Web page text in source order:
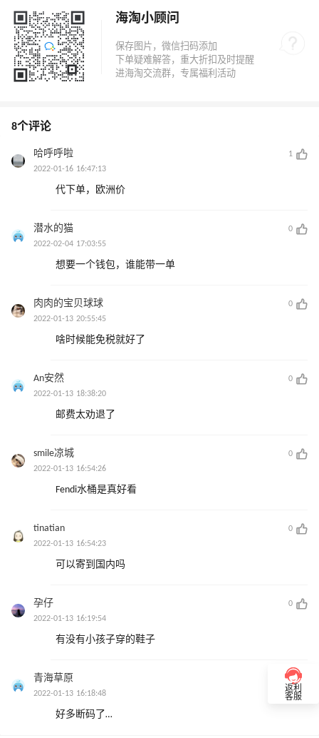
海淘小顾问
8个评论
哈呼呼啦
1
2022-01-16 16:47:13
代下单，欧洲价
潜水的猫
0
2022-02-04 17:03:55
想要一个钱包，谁能带一单
肉肉的宝贝球球
0
2022-01-13 20:55:45
啥时候能免税就好了
An安然
0
2022-01-13 18:38:20
邮费太劝退了
smile凉城
0
2022-01-13 16:54:26
Fendi水桶是真好看
tinatian
0
2022-01-13 16:54:23
可以寄到国内吗
孕仔
0
2022-01-13 16:19:54
有没有小孩子穿的鞋子
青海草原
0
2022-01-13 16:18:48
好多断码了…
返利
客服